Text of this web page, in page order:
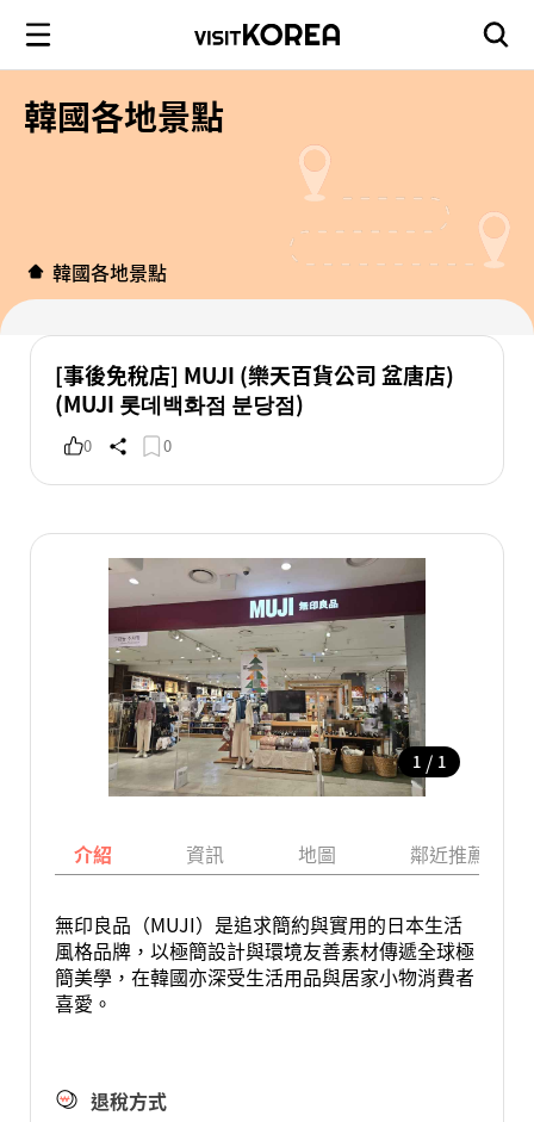
韓國各地景點
韓國各地景點
[事後免稅店] MUJI (樂天百貨公司 盆唐店)
(MUJI 롯데백화점 분당점)
0 0
1 / 1
介紹 資訊 地圖 鄰近推薦景點
無印良品（MUJI）是追求簡約與實用的日本生活
風格品牌，以極簡設計與環境友善素材傳遞全球極
簡美學，在韓國亦深受生活用品與居家小物消費者
喜愛。
退稅方式